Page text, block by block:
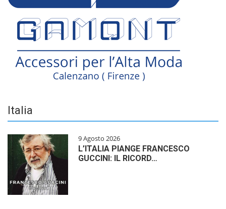
Italia
9 Agosto 2026
L’ITALIA PIANGE FRANCESCO
GUCCINI: IL RICORD…